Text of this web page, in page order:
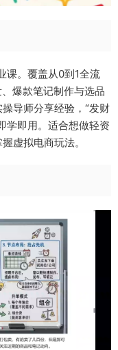
课。覆盖从0到1全流
爆款笔记制作与选品
导师分享经验，“发财
学即用。适合想做轻资
虚拟电商玩法。